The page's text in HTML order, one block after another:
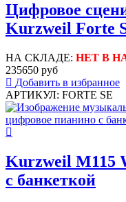
Цифровое
Kurzweil Forte
НА СКЛАДЕ: НЕТ В
235650 руб
Добавить в избранное
АРТИКУЛ: FORTE SE
Kurzweil M115
с банкеткой